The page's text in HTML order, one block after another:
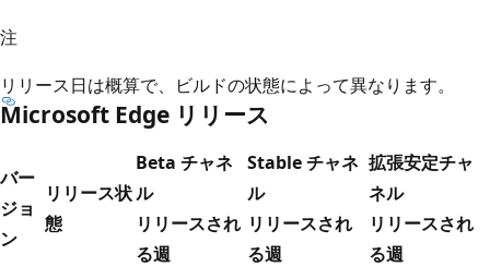
注
リリース日は概算で、ビルドの状態によって異なります。
Microsoft Edge リリース
バー
ジョ
ン
リリース状
態
Beta チャネ
ル
リリースされ
る週
Stable チャネ
ル
リリースされ
る週
拡張安定チャ
ネル
リリースされ
る週